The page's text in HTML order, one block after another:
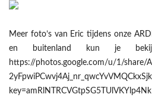
Meer foto’s van Eric tijdens onze
en buitenland kun je
https://photos.google.com/u/1/share/